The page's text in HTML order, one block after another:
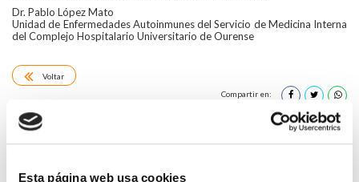
Esta página web usa cookies
Dr. Pablo López Mato
Unidad de Enfermedades Autoinmunes del Servicio de Medicina Interna
del Complejo Hospitalario Universitario de Ourense
Voltar
Compartir en:
FAI UN COMENTARIO